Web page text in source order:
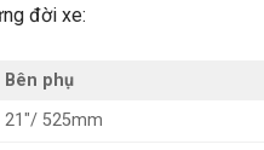
đời xe:
Bên phụ
21″/ 525mm